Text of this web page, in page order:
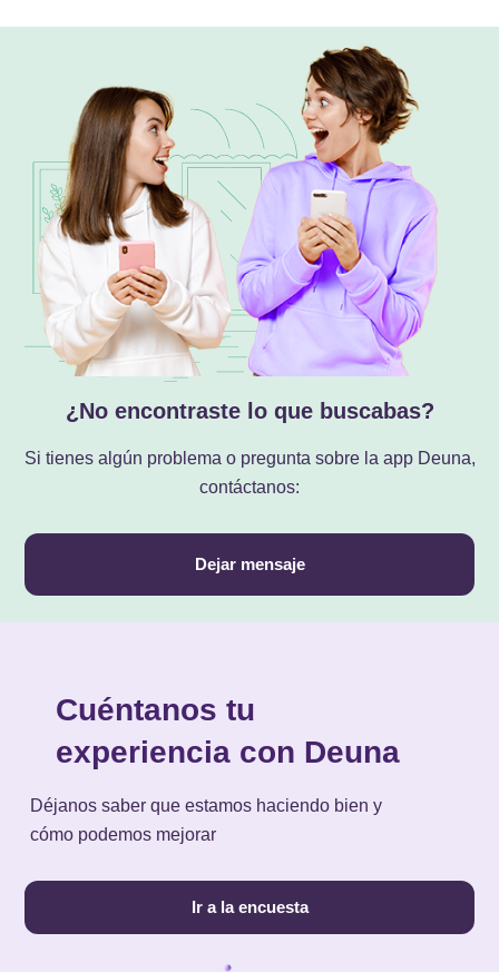
¿No encontraste lo que buscabas?
Si tienes algún problema o pregunta sobre la app Deuna,
contáctanos:
Dejar mensaje
Cuéntanos tu
experiencia con Deuna
Déjanos saber que estamos haciendo bien y
cómo podemos mejorar
Ir a la encuesta